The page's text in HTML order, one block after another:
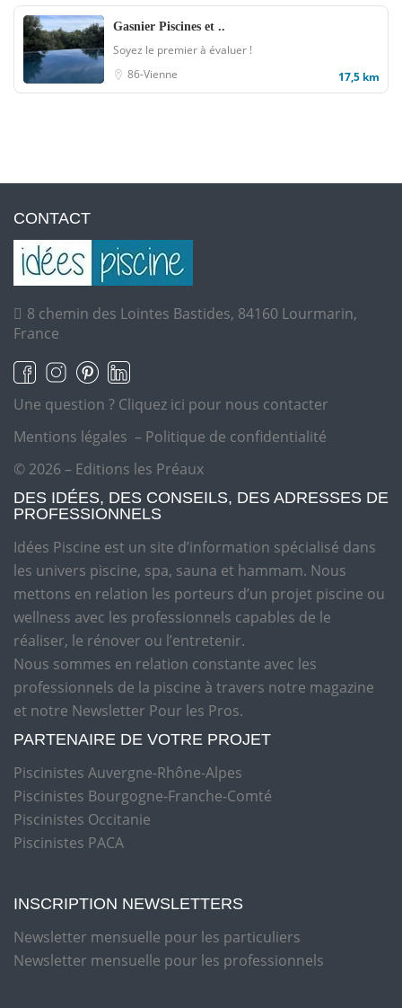
Gasnier Piscines et ..
Soyez le premier à évaluer !
86-Vienne
17,5 km
CONTACT
8 chemin des Lointes Bastides, 84160 Lourmarin,
France
Une question ? Cliquez ici pour nous contacter
Mentions légales – Politique de confidentialité
© 2026 – Editions les Préaux
DES IDÉES, DES CONSEILS, DES ADRESSES DE
PROFESSIONNELS
Idées Piscine est un site d’information spécialisé dans
les univers piscine, spa, sauna et hammam. Nous
mettons en relation les porteurs d’un projet piscine ou
wellness avec les professionnels capables de le
réaliser, le rénover ou l’entretenir.
Nous sommes en relation constante avec les
professionnels de la piscine à travers notre magazine
et notre Newsletter Pour les Pros.
PARTENAIRE DE VOTRE PROJET
Piscinistes Auvergne-Rhône-Alpes
Piscinistes Bourgogne-Franche-Comté
Piscinistes Occitanie
Piscinistes PACA
INSCRIPTION NEWSLETTERS
Newsletter mensuelle pour les particuliers
Newsletter mensuelle pour les professionnels